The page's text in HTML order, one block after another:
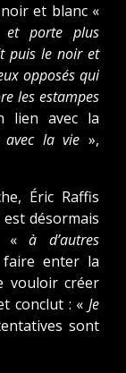
et blanc «
et porte plus
puis le noir et
opposés qui
les estampes
lien avec la
la vie »,
Éric Raffis
désormais
«à d’autres
enter la
vouloir créer
conclut : « Je
sont